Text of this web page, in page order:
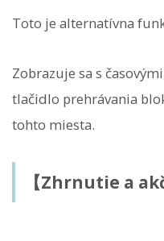
Toto je alternatívna
Zobrazuje sa s
tlačidlo prehrávania
tohto miesta.
【Zhrnutie a